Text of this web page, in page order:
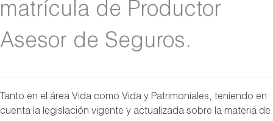
matrícula de Productor
Asesor de Seguros.
Tanto en el área Vida como Vida y Patrimoniales, teniendo en
cuenta la legislación vigente y actualizada sobre la materia de